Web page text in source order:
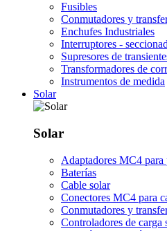
Fusibles
Conmutadores y
Enchufes Industriales
Interruptores -
Supresores de
Transformadores de
Instrumentos de medida
Solar
Solar
Adaptadores MC4 para
Baterías
Cable solar
Conectores MC4 para
Conmutadores y
Controladores de carga